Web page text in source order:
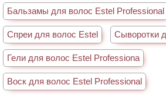
Бальзамы для волос Estel Professional
Спреи для волос Estel Сыворотки
Гели для волос Estel Professiona
Воск для волос Estel Professional